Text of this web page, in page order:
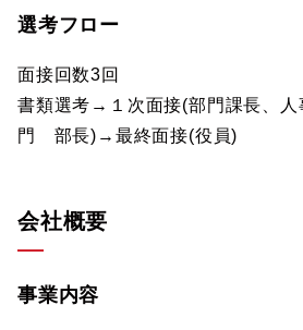
選考フロー
面接回数3回
書類選考→１次面接(部門課長、
門 部長)→最終面接(役員)
会社概要
事業内容